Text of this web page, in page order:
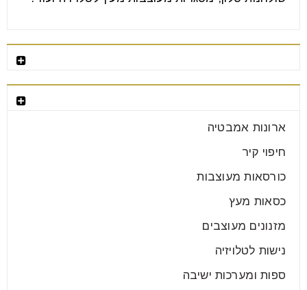
25 יונ
בחירת הארון לחדר היא אחת ההחלטות החשובות בעיצוב
הבית. מדובר ברהיט מרכזי שמשרת אותנו מדי יום, משפיע
קרא עוד
ארונות אמבטיה
חיפוי קיר
כורסאות מעוצבות
כסאות מעץ
מזנונים מעוצבים
נישות לטלויזיה
ספות ומערכות ישיבה